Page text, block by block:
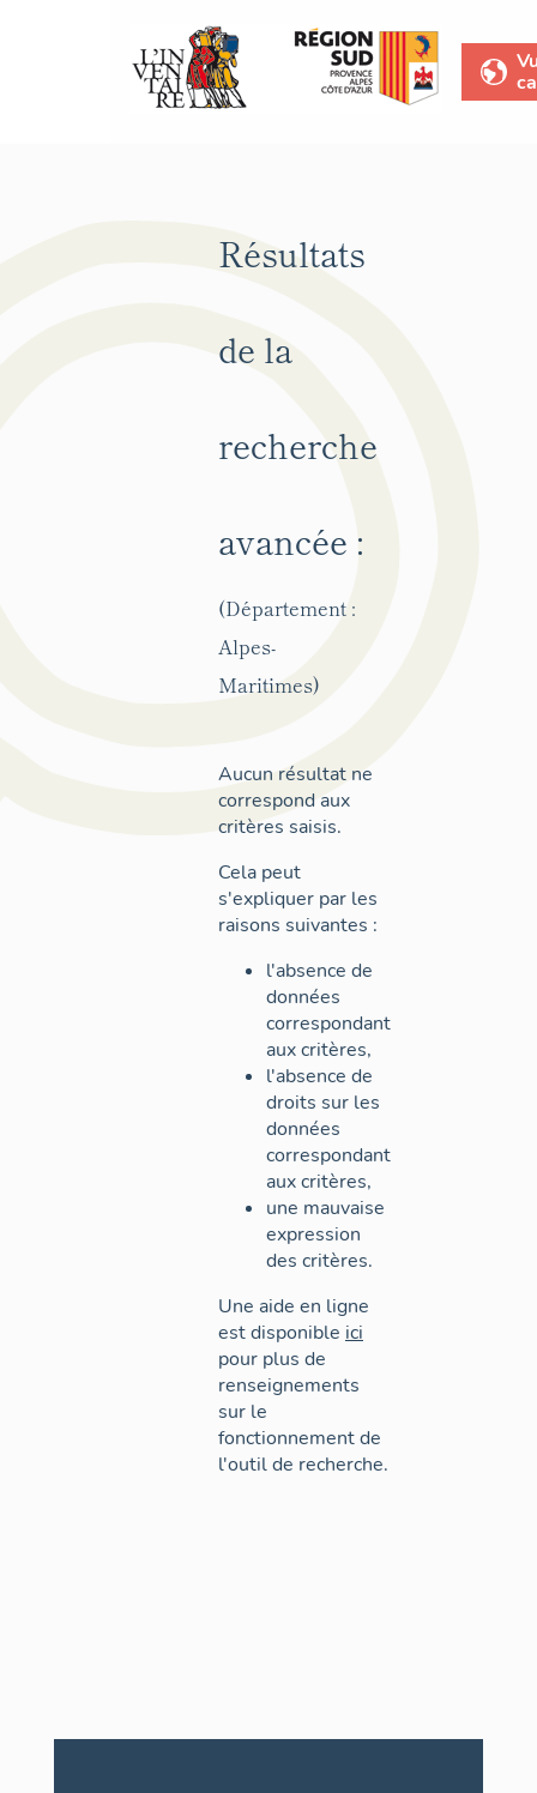
Résultats
de la
recherche
avancée :
(Département :
Alpes-
Maritimes)
Aucun résultat ne
correspond aux
critères saisis.
Cela peut
s'expliquer par les
raisons suivantes :
l'absence de
données
correspondant
aux critères,
l'absence de
droits sur les
données
correspondant
aux critères,
une mauvaise
expression
des critères.
Une aide en ligne
est disponible ici
pour plus de
renseignements
sur le
fonctionnement de
l'outil de recherche.